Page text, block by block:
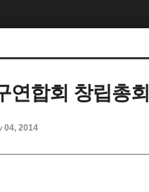
연합회 창립총회
04, 2014